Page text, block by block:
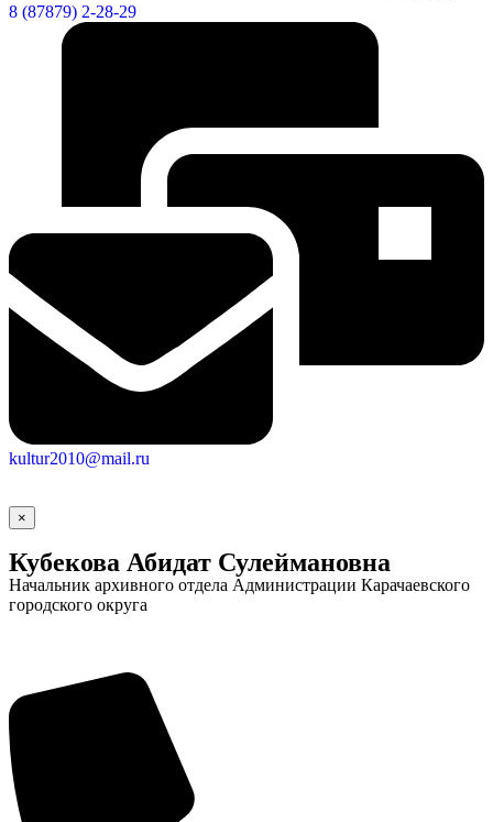
8 (87879) 2-28-29
kultur2010@mail.ru
×
Кубекова Абидат Сулеймановна
Начальник архивного отдела Администрации Карачаевского
городского округа